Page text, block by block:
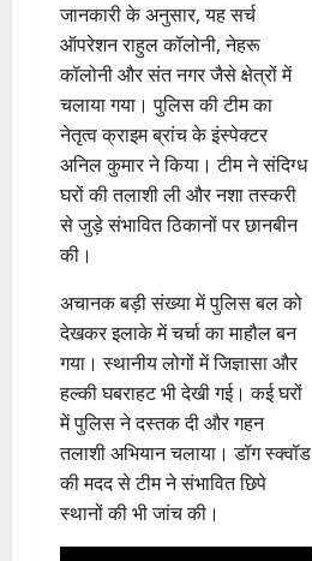
जानकारी के अनुसार, यह सर्च
ऑपरेशन राहुल कॉलोनी, नेहरू
कॉलोनी और संत नगर जैसे क्षेत्रों में
चलाया गया। पुलिस की टीम का
नेतृत्व क्राइम ब्रांच के इंस्पेक्टर
अनिल कुमार ने किया। टीम ने संदिग्ध
घरों की तलाशी ली और नशा तस्करी
से जुड़े संभावित ठिकानों पर छानबीन
की।
अचानक बड़ी संख्या में पुलिस बल को
देखकर इलाके में चर्चा का माहौल बन
गया। स्थानीय लोगों में जिज्ञासा और
हल्की घबराहट भी देखी गई। कई घरों
में पुलिस ने दस्तक दी और गहन
तलाशी अभियान चलाया। डॉग स्क्वॉड
की मदद से टीम ने संभावित छिपे
स्थानों की भी जांच की।